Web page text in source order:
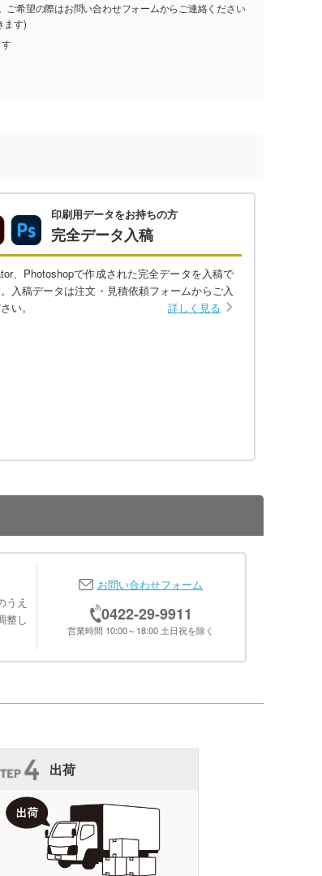
ご希望の際はお問い合わせフォームからご連絡ください
ます)
印刷用データをお持ちの方
完全データ入稿
、Photoshopで作成された完全データを入稿で
入稿データは注文・見積依頼フォームからご入
い。
詳しく見る
うえ
整し
お問い合わせフォーム
0422-29-9911
営業時間 10:00～18:00 土日祝を除く
出荷